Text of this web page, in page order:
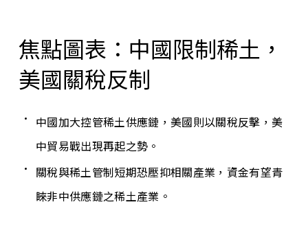
焦點圖表：中國限制稀土，
美國關稅反制
中國加大控管稀土供應鏈，美國則以關稅反擊，美
中貿易戰出現再起之勢。
關稅與稀土管制短期恐壓抑相關產業，資金有望青
睞非中供應鏈之稀土產業。